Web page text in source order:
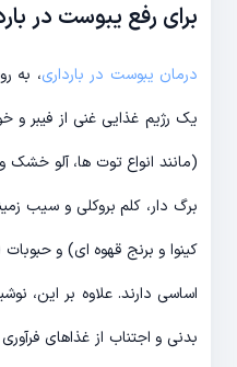
برای رفع یبوست در
درمان یبوست در بارداری، به
یک رژیم غذایی غنی از فیبر و
(مانند انواع توت ها، آلو
برگ دار، کلم بروکلی و سیب
کینوا و برنج قهوه ای) و
اساسی دارند. علاوه بر این،
بدنی و اجتناب از غذاهای